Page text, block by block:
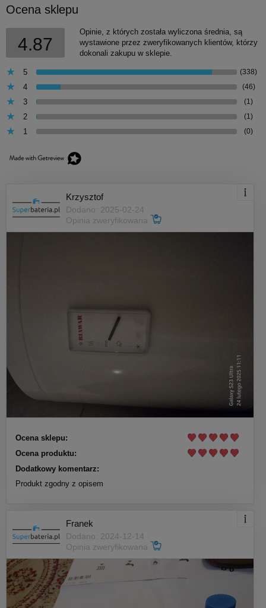
Ocena sklepu
4.87
Opinie, z których została wyliczona średnia, są
wystawione przez zweryfikowanych klientów, którzy
dokonali zakupu w sklepie.
5 (338)
4 (46)
3 (1)
2 (1)
1 (0)
Krzysztof
Dodano: 2025-02-24
Opinia zweryfikowana
Ocena sklepu:
Ocena produktu:
Dodatkowy komentarz:
Produkt zgodny z opisem
Franek
Dodano: 2024-12-14
Opinia zweryfikowana